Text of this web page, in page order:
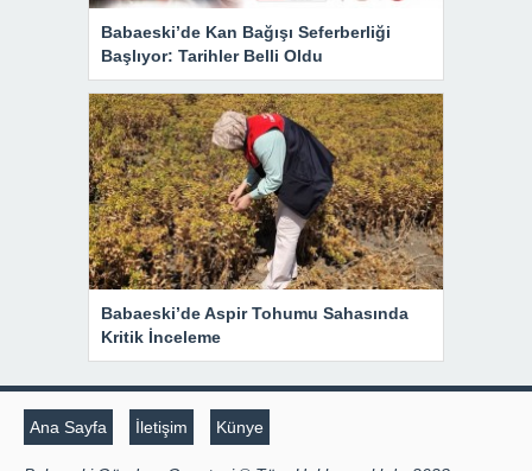
Babaeski’de Kan Bağışı Seferberliği
Başlıyor: Tarihler Belli Oldu
Babaeski’de Aspir Tohumu Sahasında
Kritik İnceleme
Ana Sayfa İletişim Künye